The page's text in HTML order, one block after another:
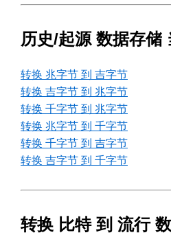
历史/起源 数据存储
转换 兆字节 到 吉字节
转换 吉字节 到 兆字节
转换 千字节 到 兆字节
转换 兆字节 到 千字节
转换 千字节 到 吉字节
转换 吉字节 到 千字节
转换 比特 到 流行